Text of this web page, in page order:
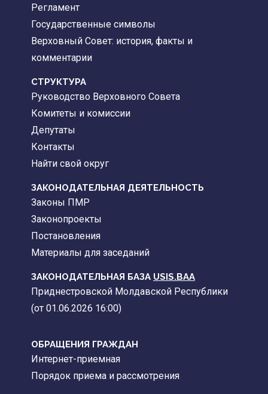
Регламент
Государственные символы
Верховный Совет: история, факты и
комментарии
CТРУКТУРА
Руководство Верховного Совета
Комитеты и комиссии
Депутаты
Контакты
Найти свой округ
ЗАКОНОДАТЕЛЬНАЯ ДЕЯТЕЛЬНОСТЬ
Законы ПМР
Законопроекты
Постановления
Материалы для заседаний
ЗАКОНОДАТЕЛЬНАЯ БАЗА USIS.BAA
Приднестровской Молдавской Республики
(от 01.06.2026 16:00)
ОБРАЩЕНИЯ ГРАЖДАН
Интернет-приемная
Порядок приема и рассмотрения